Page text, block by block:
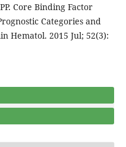
Core Binding Factor
Categories and
Hematol. 2015 Jul; 52(3):